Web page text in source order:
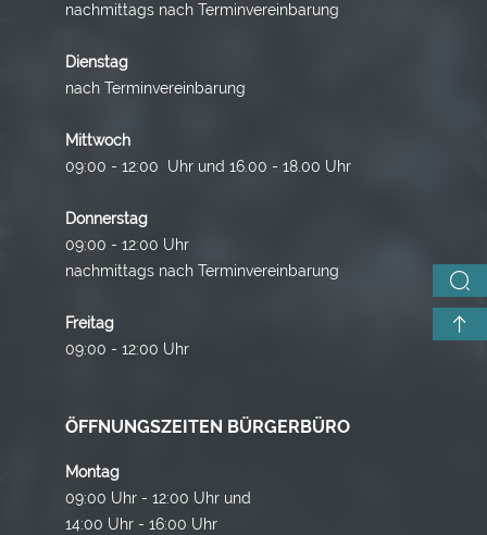
nachmittags nach Terminvereinbarung
Dienstag
nach Terminvereinbarung
Mittwoch
09:00 - 12:00 Uhr und 16.00 - 18.00 Uhr
Donnerstag
09:00 - 12:00 Uhr
nachmittags nach Terminvereinbarung
Freitag
09:00 - 12:00 Uhr
ÖFFNUNGSZEITEN BÜRGERBÜRO
Montag
09:00 Uhr - 12:00 Uhr und
14:00 Uhr - 16:00 Uhr